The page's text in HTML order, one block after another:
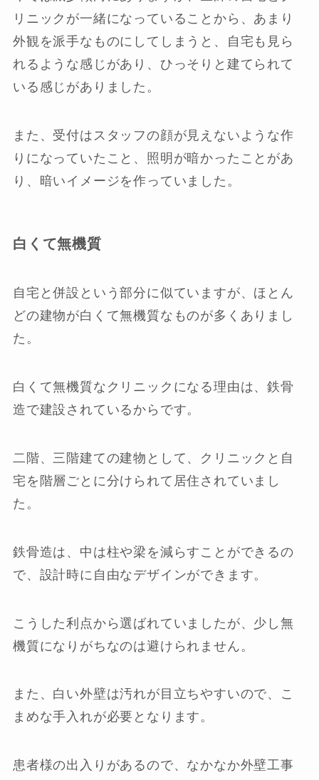
リニックが一緒になっていることから、あまり
外観を派手なものにしてしまうと、自宅も見ら
れるような感じがあり、ひっそりと建てられて
いる感じがありました。
また、受付はスタッフの顔が見えないような作
りになっていたこと、照明が暗かったことがあ
り、暗いイメージを作っていました。
白くて無機質
自宅と併設という部分に似ていますが、ほとん
どの建物が白くて無機質なものが多くありまし
た。
白くて無機質なクリニックになる理由は、鉄骨
造で建設されているからです。
二階、三階建ての建物として、クリニックと自
宅を階層ごとに分けられて居住されていまし
た。
鉄骨造は、中は柱や梁を減らすことができるの
で、設計時に自由なデザインができます。
こうした利点から選ばれていましたが、少し無
機質になりがちなのは避けられません。
また、白い外壁は汚れが目立ちやすいので、こ
まめな手入れが必要となります。
患者様の出入りがあるので、なかなか外壁工事